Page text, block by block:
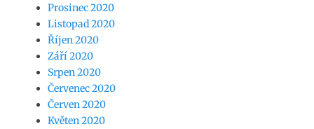
Prosinec 2020
Listopad 2020
Říjen 2020
Září 2020
Srpen 2020
Červenec 2020
Červen 2020
Květen 2020